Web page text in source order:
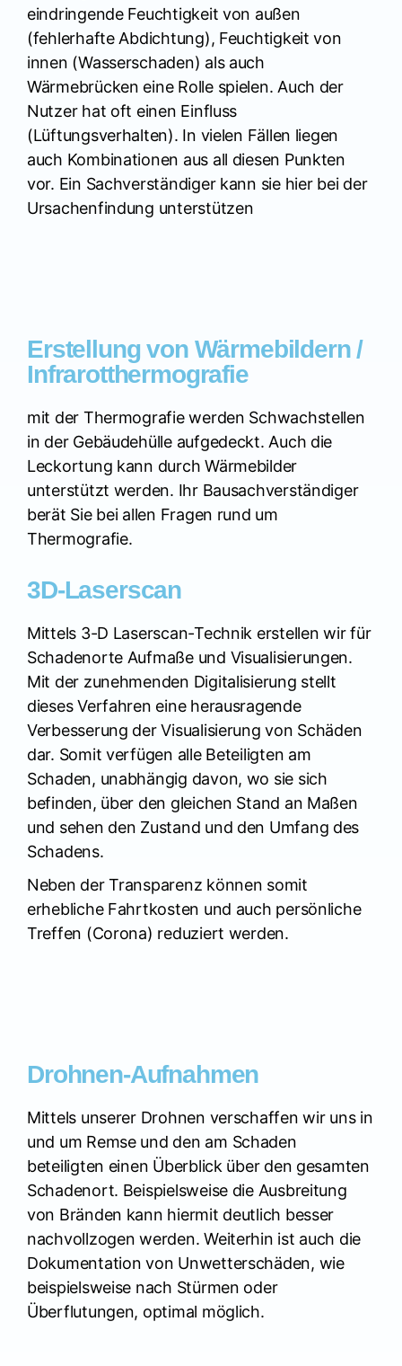
eindringende Feuchtigkeit von außen
(fehlerhafte Abdichtung), Feuchtigkeit von
innen (Wasserschaden) als auch
Wärmebrücken eine Rolle spielen. Auch der
Nutzer hat oft einen Einfluss
(Lüftungsverhalten). In vielen Fällen liegen
auch Kombinationen aus all diesen Punkten
vor. Ein Sachverständiger kann sie hier bei der
Ursachenfindung unterstützen
Erstellung von Wärmebildern /
Infrarotthermografie
mit der Thermografie werden Schwachstellen
in der Gebäudehülle aufgedeckt. Auch die
Leckortung kann durch Wärmebilder
unterstützt werden. Ihr Bausachverständiger
berät Sie bei allen Fragen rund um
Thermografie.
3D-Laserscan
Mittels 3-D Laserscan-Technik erstellen wir für
Schadenorte Aufmaße und Visualisierungen.
Mit der zunehmenden Digitalisierung stellt
dieses Verfahren eine herausragende
Verbesserung der Visualisierung von Schäden
dar. Somit verfügen alle Beteiligten am
Schaden, unabhängig davon, wo sie sich
befinden, über den gleichen Stand an Maßen
und sehen den Zustand und den Umfang des
Schadens.
Neben der Transparenz können somit
erhebliche Fahrtkosten und auch persönliche
Treffen (Corona) reduziert werden.
Drohnen-Aufnahmen
Mittels unserer Drohnen verschaffen wir uns in
und um Remse und den am Schaden
beteiligten einen Überblick über den gesamten
Schadenort. Beispielsweise die Ausbreitung
von Bränden kann hiermit deutlich besser
nachvollzogen werden. Weiterhin ist auch die
Dokumentation von Unwetterschäden, wie
beispielsweise nach Stürmen oder
Überflutungen, optimal möglich.